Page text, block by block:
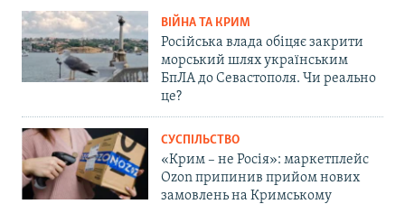
ВІЙНА ТА КРИМ
Російська влада обіцяє закрити
морський шлях українським
БпЛА до Севастополя. Чи реально
це?
СУСПІЛЬСТВО
«Крим – не Росія»: маркетплейс
Ozon припинив прийом нових
замовлень на Кримському